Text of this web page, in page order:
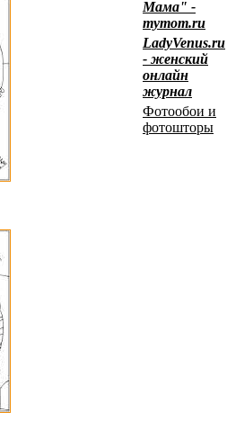
Мама" -
mymom.ru
LadyVenus.ru
- женский
онлайн
журнал
Фотообои и
фотошторы